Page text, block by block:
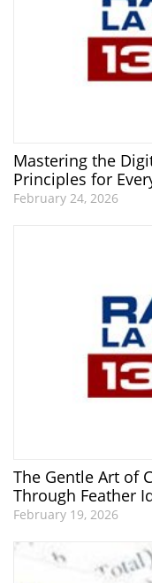
Mastering the
Principles for
February 24, 2026
The Gentle Art of
Through Feather
February 19, 2026